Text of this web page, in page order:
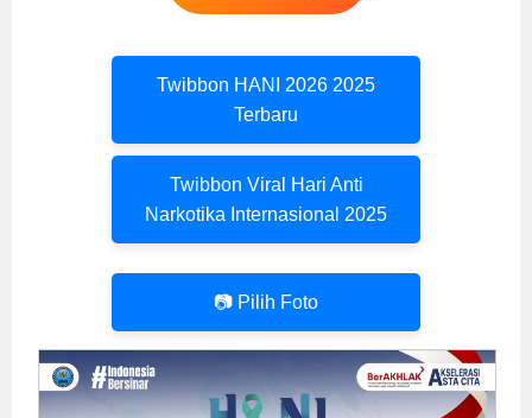
Twibbon HANI 2026 2025
Terbaru
Twibbon Viral Hari Anti
Narkotika Internasional 2025
📷 Pilih Foto